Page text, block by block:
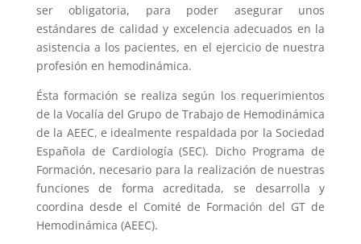
ser obligatoria, para poder asegurar unos
estándares de calidad y excelencia adecuados en la
asistencia a los pacientes, en el ejercicio de nuestra
profesión en hemodinámica.
Ésta formación se realiza según los requerimientos
de la Vocalía del Grupo de Trabajo de Hemodinámica
de la AEEC, e idealmente respaldada por la Sociedad
Española de Cardiología (SEC). Dicho Programa de
Formación, necesario para la realización de nuestras
funciones de forma acreditada, se desarrolla y
coordina desde el Comité de Formación del GT de
Hemodinámica (AEEC).